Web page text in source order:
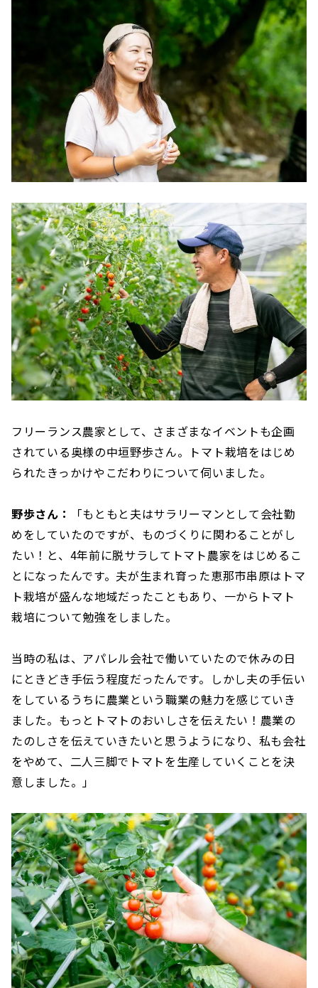
フリーランス農家として、さまざまなイベントも企画
されている奥様の中垣野歩さん。トマト栽培をはじめ
られたきっかけやこだわりについて伺いました。
野歩さん：
「もともと夫はサラリーマンとして会社勤
めをしていたのですが、ものづくりに関わることがし
たい！と、4年前に脱サラしてトマト農家をはじめるこ
とになったんです。夫が生まれ育った恵那市串原はトマ
ト栽培が盛んな地域だったこともあり、一からトマト
栽培について勉強をしました。
当時の私は、アパレル会社で働いていたので休みの日
にときどき手伝う程度だったんです。しかし夫の手伝い
をしているうちに農業という職業の魅力を感じていき
ました。もっとトマトのおいしさを伝えたい！農業の
たのしさを伝えていきたいと思うようになり、私も会社
をやめて、二人三脚でトマトを生産していくことを決
意しました。」